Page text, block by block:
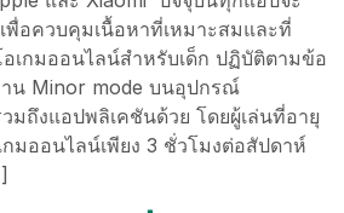
พื่อควบคุมเนื้อหาที่เหมาะสมและที่
เกมออนไลน์สำหรับเด็ก ปฏิบัติตามข้อ
น Minor mode บนอุปกรณ์
มถึงแอปพลิเคชันด้วย โดยผู้เล่นที่อายุ
กมออนไลน์เพียง 3 ชั่วโมงต่อสัปดาห์